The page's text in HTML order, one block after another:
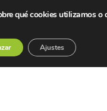
qué cookies utilizamos o
Ajustes